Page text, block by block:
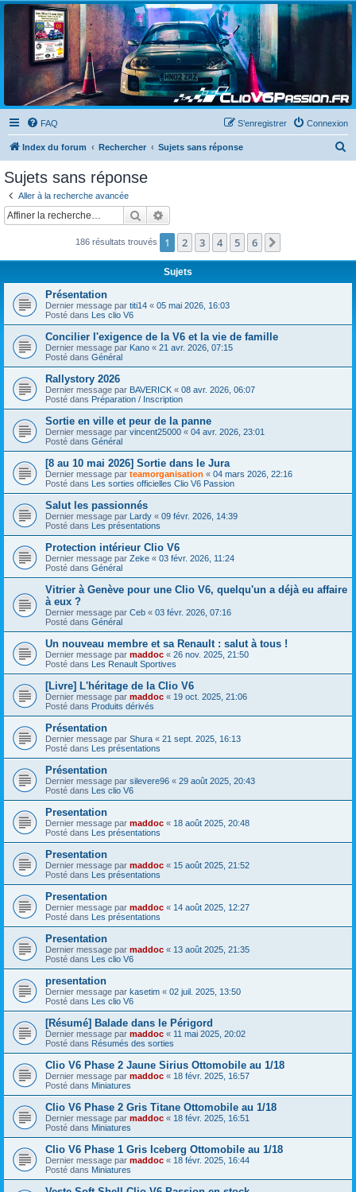
Clio V6 Passion
Le site français des passionnés de Clio V6
FAQ Connexion
S’enregistrer
Index du forum Rechercher Sujets sans réponse
c
Sujets sans réponse
Aller à la recherche avancée
Rechercher
186 résultats trouvés 1 2 3 4 5 6
Sujets
Présentation
Dernier message par titi14 « 05 mai 2026, 16:03
Posté dans Les clio V6
Concilier l'exigence de la V6 et la vie de famille
Dernier message par Kano « 21 avr. 2026, 07:15
Posté dans Général
Rallystory 2026
Dernier message par BAVERICK « 08 avr. 2026, 06:07
Posté dans Préparation / Inscription
Sortie en ville et peur de la panne
Dernier message par vincent25000 « 04 avr. 2026, 23:01
Posté dans Général
[8 au 10 mai 2026] Sortie dans le Jura
Dernier message par teamorganisation « 04 mars 2026, 22:16
Posté dans Les sorties officielles Clio V6 Passion
Salut les passionnés
Dernier message par Lardy « 09 févr. 2026, 14:39
Posté dans Les présentations
Protection intérieur Clio V6
Dernier message par Zeke « 03 févr. 2026, 11:24
Posté dans Général
Vitrier à Genève pour une Clio V6, quelqu'un a déjà eu affaire
à eux ?
Dernier message par Ceb « 03 févr. 2026, 07:16
Posté dans Général
Un nouveau membre et sa Renault : salut à tous !
Dernier message par maddoc « 26 nov. 2025, 21:50
Posté dans Les Renault Sportives
[Livre] L'héritage de la Clio V6
Dernier message par maddoc « 19 oct. 2025, 21:06
Posté dans Produits dérivés
Présentation
Dernier message par Shura « 21 sept. 2025, 16:13
Posté dans Les présentations
Présentation
Dernier message par silevere96 « 29 août 2025, 20:43
Posté dans Les clio V6
Presentation
Dernier message par maddoc « 18 août 2025, 20:48
Posté dans Les présentations
Presentation
Dernier message par maddoc « 15 août 2025, 21:52
Posté dans Les présentations
Presentation
Dernier message par maddoc « 14 août 2025, 12:27
Posté dans Les présentations
Presentation
Dernier message par maddoc « 13 août 2025, 21:35
Posté dans Les clio V6
presentation
Dernier message par kasetim « 02 juil. 2025, 13:50
Posté dans Les clio V6
[Résumé] Balade dans le Périgord
Dernier message par maddoc « 11 mai 2025, 20:02
Posté dans Résumés des sorties
Clio V6 Phase 2 Jaune Sirius Ottomobile au 1/18
Dernier message par maddoc « 18 févr. 2025, 16:57
Posté dans Miniatures
Clio V6 Phase 2 Gris Titane Ottomobile au 1/18
Dernier message par maddoc « 18 févr. 2025, 16:51
Posté dans Miniatures
Clio V6 Phase 1 Gris Iceberg Ottomobile au 1/18
Dernier message par maddoc « 18 févr. 2025, 16:44
Posté dans Miniatures